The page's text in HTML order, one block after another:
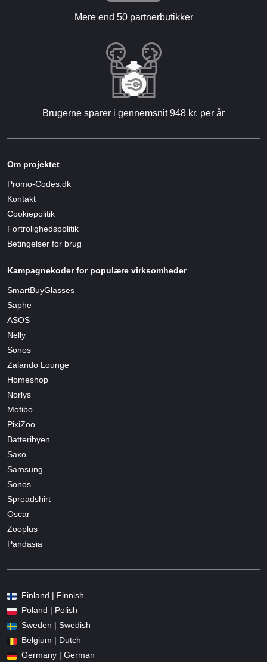
Mere end 50 partnerbutikker
Brugerne sparer i gennemsnit 948 kr. per år
Om projektet
Promo-Codes.dk
Kontakt
Cookiepolitik
Fortrolighedspolitik
Betingelser for brug
Kampagnekoder for populære virksomheder
SmartBuyGlasses
Saphe
ASOS
Nelly
Sonos
Zalando Lounge
Homeshop
Norlys
Mofibo
PixiZoo
Batteribyen
Saxo
Samsung
Sonos
Spreadshirt
Oscar
Zooplus
Pandasia
Finland | Finnish
Poland | Polish
Sweden | Swedish
Belgium | Dutch
Germany | German